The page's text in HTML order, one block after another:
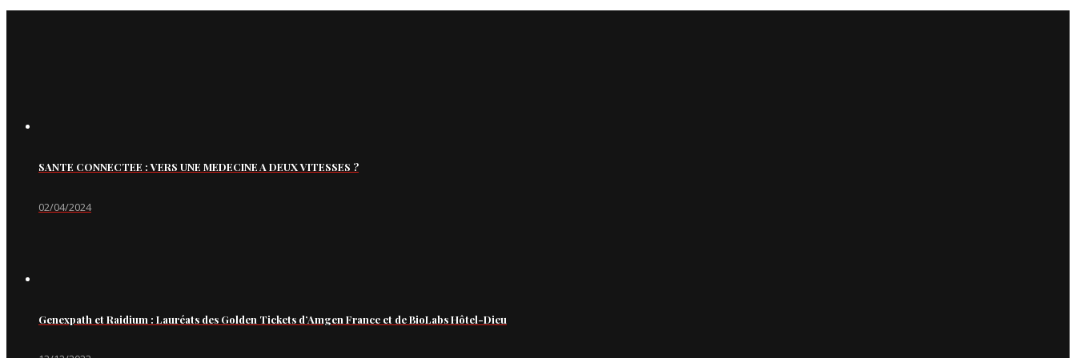
SANTE CONNECTEE : VERS UNE MEDECINE A DEUX VITESSES ?
02/04/2024
Genexpath et Raidium : Lauréats des Golden Tickets d’Amgen France et de BioLabs Hôtel-Dieu